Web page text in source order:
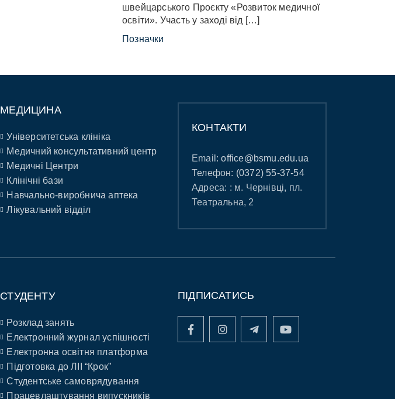
швейцарського Проєкту «Розвиток медичної
освіти». Участь у заході від […]
Позначки
МЕДИЦИНА
Університетська клініка
Медичний консультативний центр
Медичні Центри
Клінічні бази
Навчально-виробнича аптека
Лікувальний відділ
КОНТАКТИ
Email:office@bsmu.edu.ua
Телефон: (0372) 55-37-54
Адреса: : м. Чернівці, пл.
Театральна, 2
СТУДЕНТУ
Розклад занять
Електронний журнал успішності
Електронна освітня платформа
Підготовка до ЛІІ “Крок”
Студентське самоврядування
Працевлаштування випускників
ПІДПИСАТИСЬ